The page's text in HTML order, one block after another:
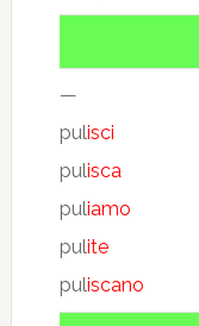
—
pulisci
pulisca
puliamo
pulite
puliscano